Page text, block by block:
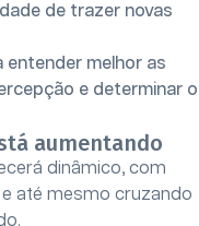
de trazer novas
melhor as
e determinar o
aumentando
dinâmico, com
até mesmo cruzando